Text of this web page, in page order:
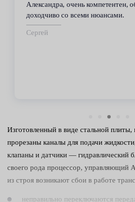
Александра, очень компетентен,
доходчиво со всеми нюансами.
Сергей
Изготовленный в виде стальной плиты,
прорезаны каналы для подачи
клапаны и датчики — гидравлический
своего рода процессор,
из строя возникают сбои в работе
неправильно переключаются